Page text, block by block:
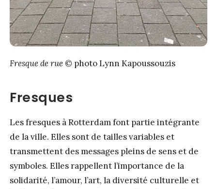
Fresque de rue © photo Lynn Kapoussouzis
Fresques
Les fresques à Rotterdam font partie intégrante
de la ville. Elles sont de tailles variables et
transmettent des messages pleins de sens et de
symboles. Elles rappellent l’importance de la
solidarité, l’amour, l’art, la diversité culturelle et